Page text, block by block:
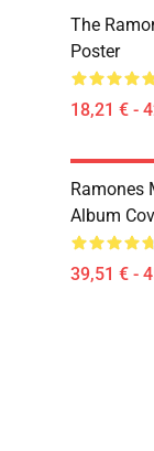
The
Poster
18,21 € -
Ramones
Album
39,51 € -